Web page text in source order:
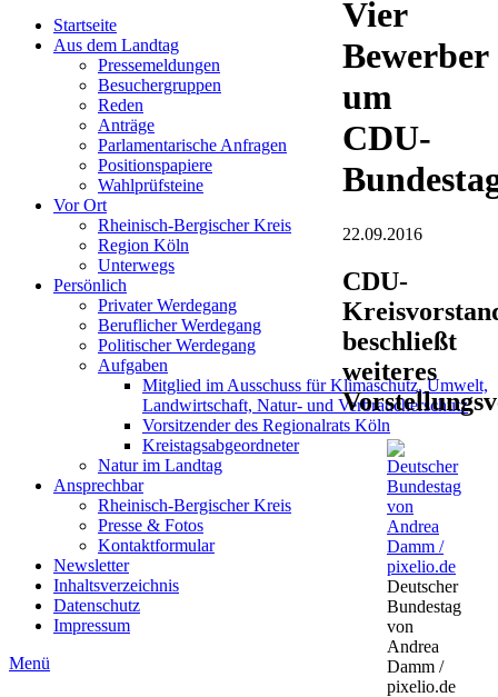
Startseite
Aus dem Landtag
Pressemeldungen
Besuchergruppen
Reden
Anträge
Parlamentarische Anfragen
Positionspapiere
Wahlprüfsteine
Vor Ort
Rheinisch-Bergischer Kreis
Region Köln
Unterwegs
Persönlich
Privater Werdegang
Beruflicher Werdegang
Politischer Werdegang
Aufgaben
Mitglied im Ausschuss für Klimaschutz, Umwelt,
Landwirtschaft, Natur- und Verbraucherschutz
Vorsitzender des Regionalrats Köln
Kreistagsabgeordneter
Natur im Landtag
Ansprechbar
Rheinisch-Bergischer Kreis
Presse & Fotos
Kontaktformular
Newsletter
Inhaltsverzeichnis
Datenschutz
Impressum
Menü
Vier
Bewerber
um
CDU-
22.09.2016
CDU-
beschließt
weiteres
Deutscher
Bundestag
von
Andrea
Damm /
pixelio.de